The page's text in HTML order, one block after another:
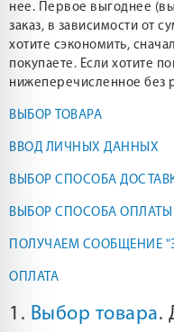
нее. Первое выгоднее
заказ, в зависимости от
хотите сэкономить,
покупаете. Если хотите
нижеперечисленное без
ВЫБОР ТОВАРА
ВВОД ЛИЧНЫХ ДАННЫХ
ВЫБОР СПОСОБА
ВЫБОР СПОСОБА ОПЛАТЫ
ПОЛУЧАЕМ СООБЩЕНИЕ
ОПЛАТА
1. Выбор товара.